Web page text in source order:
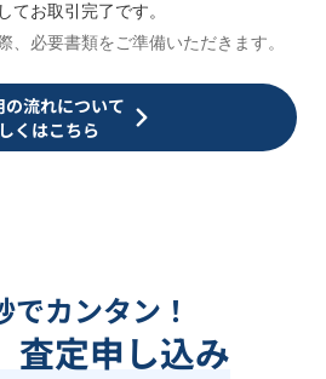
てお取引完了です。
、必要書類をご準備いただきます。
の流れについて
くはこちら
でカンタン！
査定申し込み